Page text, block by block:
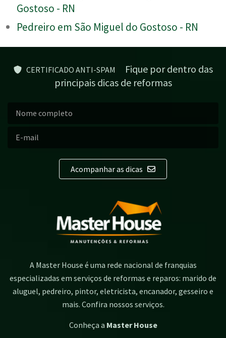
Gostoso - RN
Pedreiro em São Miguel do Gostoso - RN
CERTIFICADO ANTI-SPAM
Fique por dentro das
principais dicas de reformas
Acompanhar as dicas
A Master House é uma rede nacional de franquias
especializadas em serviços de reformas e reparos: marido de
aluguel, pedreiro, pintor, eletricista, encanador, gesseiro e
mais. Confira nossos serviços.
Conheça a Master House